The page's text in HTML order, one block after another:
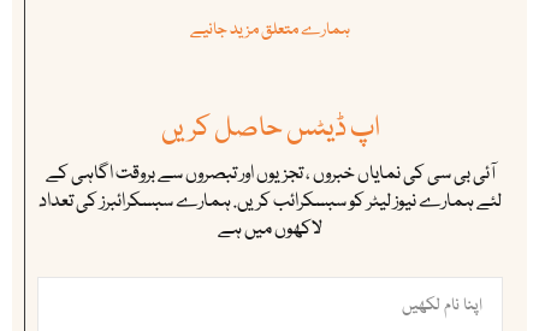
ہمارے متعلق مزید جانیے
اپ ڈیٹس حاصل کریں
آئی بی سی کی نمایاں خبروں ، تجزیوں اور تبصروں سے بروقت اگاہی کے
لئے ہمارے نیوز لیٹر کو سبسکرائب کریں. ہمارے سبسکرائبرز کی تعداد
لاکھوں میں ہے